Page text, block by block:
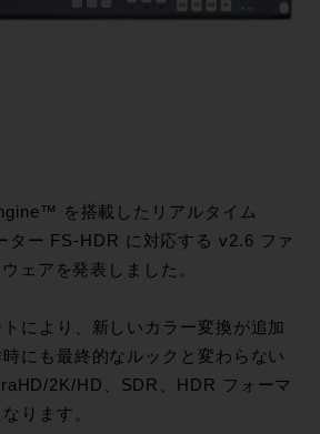
を搭載したリアルタイム
ター FS-HDR に対応する v2.6 ファ
ェアを発表しました。
により、新しいカラー変換が追加
にも最終的なルックと変わらない
2K/HD、SDR、HDR フォーマ
ります。